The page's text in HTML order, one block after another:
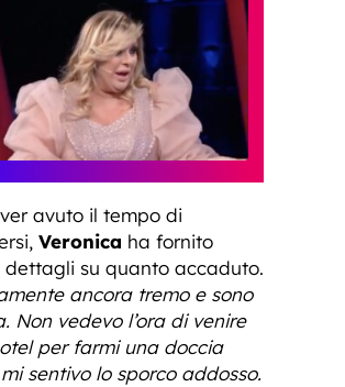
avuto il tempo di
Veronica ha fornito
dettagli su quanto accaduto.
ancora tremo e sono
Non vedevo l’ora di venire
per farmi una doccia
sentivo lo sporco addosso.